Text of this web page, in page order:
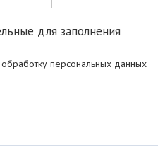
для заполнения
персональных данных